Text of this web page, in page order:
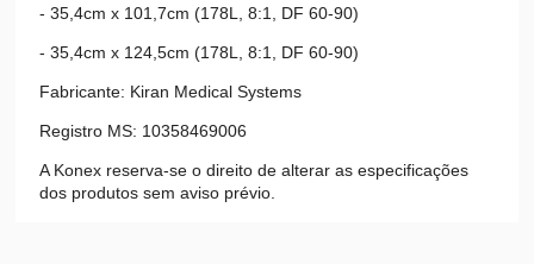
- 35,4cm x 101,7cm (178L, 8:1, DF 60-90)
- 35,4cm x 124,5cm (178L, 8:1, DF 60-90)
Fabricante: Kiran Medical Systems
Registro MS: 10358469006
A Konex reserva-se o direito de alterar as especificações
dos produtos sem aviso prévio.